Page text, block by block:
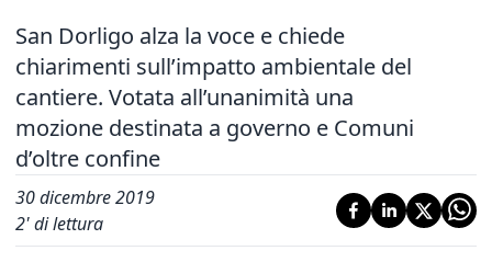
San Dorligo alza la voce e chiede
chiarimenti sull’impatto ambientale del
cantiere. Votata all’unanimità una
mozione destinata a governo e Comuni
d’oltre confine
30 dicembre 2019
2' di lettura